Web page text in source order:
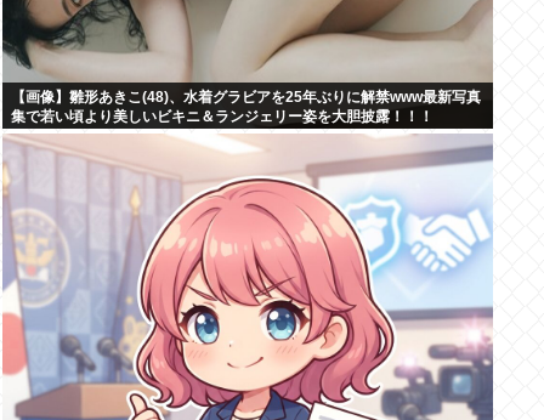
【画像】雛形あきこ(48)、水着グラビアを25年ぶりに解禁www最新写真
集で若い頃より美しいビキニ＆ランジェリー姿を大胆披露！！！